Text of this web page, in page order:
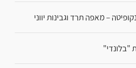
– מאפה תרד וגבינות יווני
"בלונדי"